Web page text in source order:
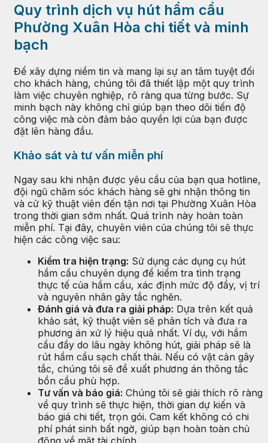
Quy trình dịch vụ hút hầm cầu
Phường Xuân Hòa chi tiết và minh
bạch
Để xây dựng niềm tin và mang lại sự an tâm tuyệt đối
cho khách hàng, chúng tôi đã thiết lập một quy trình
làm việc chuyên nghiệp, rõ ràng qua từng bước. Sự
minh bạch này không chỉ giúp bạn theo dõi tiến độ
công việc mà còn đảm bảo quyền lợi của bạn được
đặt lên hàng đầu.
Khảo sát và tư vấn miễn phí
Ngay sau khi nhận được yêu cầu của bạn qua hotline,
đội ngũ chăm sóc khách hàng sẽ ghi nhận thông tin
và cử kỹ thuật viên đến tận nơi tại Phường Xuân Hòa
trong thời gian sớm nhất. Quá trình này hoàn toàn
miễn phí. Tại đây, chuyên viên của chúng tôi sẽ thực
hiện các công việc sau:
Kiểm tra hiện trạng: Sử dụng các dụng cụ hút
hầm cầu chuyên dụng để kiểm tra tình trạng
thực tế của hầm cầu, xác định mức độ đầy, vị trí
và nguyên nhân gây tắc nghẽn.
Đánh giá và đưa ra giải pháp: Dựa trên kết quả
khảo sát, kỹ thuật viên sẽ phân tích và đưa ra
phương án xử lý hiệu quả nhất. Ví dụ, với hầm
cầu đầy do lâu ngày không hút, giải pháp sẽ là
rút hầm cầu sạch chất thải. Nếu có vật cản gây
tắc, chúng tôi sẽ đề xuất phương án thông tắc
bồn cầu phù hợp.
Tư vấn và báo giá: Chúng tôi sẽ giải thích rõ ràng
về quy trình sẽ thực hiện, thời gian dự kiến và
báo giá chi tiết, trọn gói. Cam kết không có chi
phí phát sinh bất ngờ, giúp bạn hoàn toàn chủ
động về mặt tài chính.